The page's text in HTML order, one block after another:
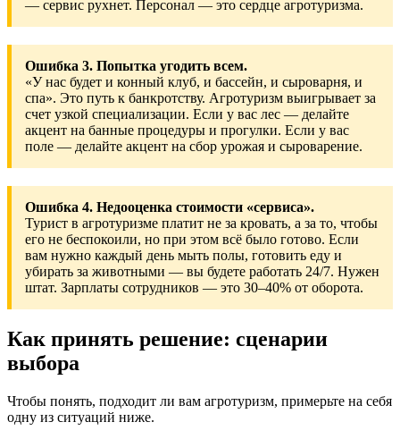
— сервис рухнет. Персонал — это сердце агротуризма.
Ошибка 3. Попытка угодить всем.
«У нас будет и конный клуб, и бассейн, и сыроварня, и
спа». Это путь к банкротству. Агротуризм выигрывает за
счет узкой специализации. Если у вас лес — делайте
акцент на банные процедуры и прогулки. Если у вас
поле — делайте акцент на сбор урожая и сыроварение.
Ошибка 4. Недооценка стоимости «сервиса».
Турист в агротуризме платит не за кровать, а за то, чтобы
его не беспокоили, но при этом всё было готово. Если
вам нужно каждый день мыть полы, готовить еду и
убирать за животными — вы будете работать 24/7. Нужен
штат. Зарплаты сотрудников — это 30–40% от оборота.
Как принять решение: сценарии
выбора
Чтобы понять, подходит ли вам агротуризм, примерьте на себя
одну из ситуаций ниже.